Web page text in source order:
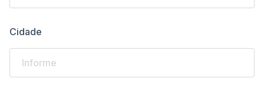
Cidade